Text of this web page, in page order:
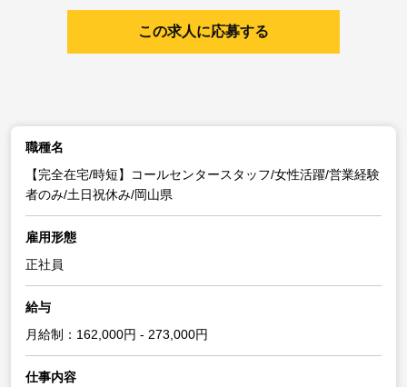
この求人に応募する
職種名
【完全在宅/時短】コールセンタースタッフ/女性活躍/営業経験
者のみ/土日祝休み/岡山県
雇用形態
正社員
給与
月給制：162,000円 - 273,000円
仕事内容